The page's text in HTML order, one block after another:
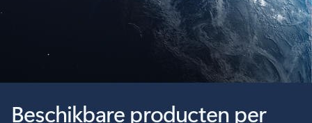
Beschikbare producten per